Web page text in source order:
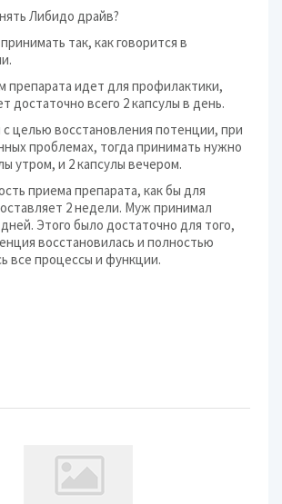
Либидо драйв?
так, как говорится в
препарата идет для профилактики,
достаточно всего 2 капсулы в день.
с целью восстановления потенции, при
проблемах, тогда принимать нужно
утром, и 2 капсулы вечером.
приема препарата, как бы для
2 недели. Муж принимал
Этого было достаточно для того,
восстановилась и полностью
все процессы и функции.